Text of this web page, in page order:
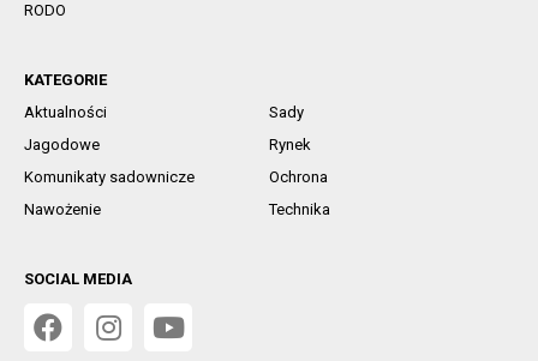
RODO
KATEGORIE
Aktualności
Sady
Jagodowe
Rynek
Komunikaty sadownicze
Ochrona
Nawożenie
Technika
SOCIAL MEDIA